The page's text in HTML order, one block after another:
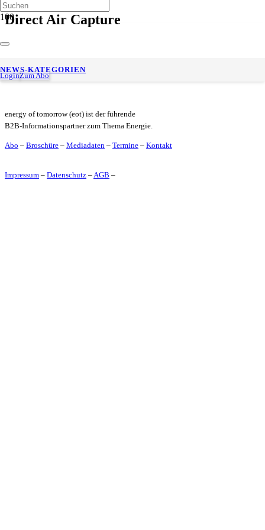
LoginZum Abo
NEWS-KATEGORIEN
Direct Air Capture
Spatenstich für das neue Dacma Competence Center im
Hamburger Hafen
energy of tomorrow (eot) ist der führende
B2B-Informationspartner zum Thema Energie.
Abo – Broschüre – Mediadaten – Termine – Kontakt
Impressum – Datenschutz –AGB –